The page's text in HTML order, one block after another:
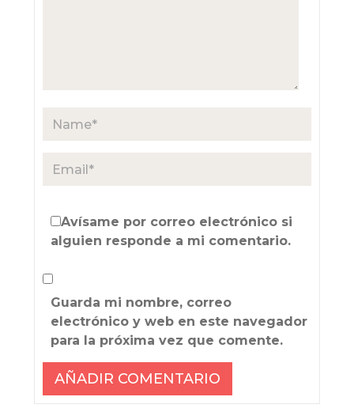
Avísame por correo electrónico si
alguien responde a mi comentario.
Guarda mi nombre, correo
electrónico y web en este navegador
para la próxima vez que comente.